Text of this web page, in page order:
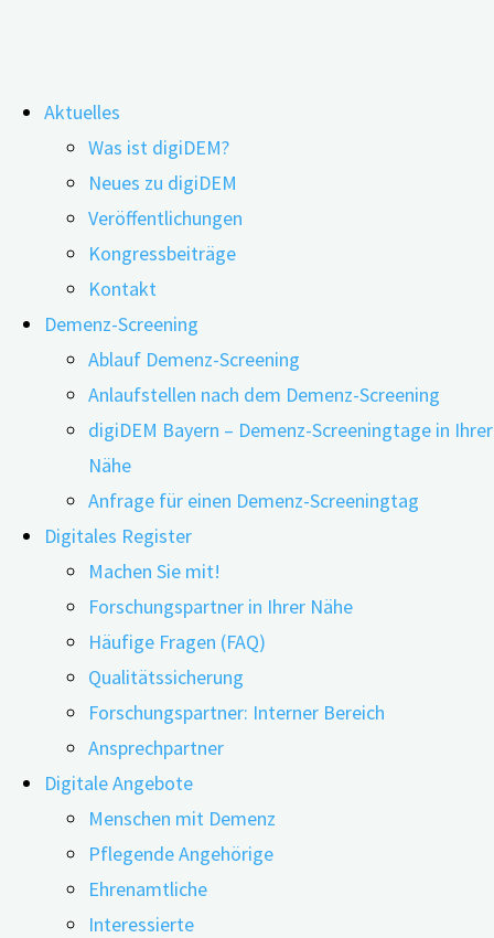
Inhalt
springen
Aktuelles
Was ist digiDEM?
Neues zu digiDEM
Veröffentlichungen
Kongressbeiträge
Kontakt
Demenz-Screening
Ablauf Demenz-Screening
Anlaufstellen nach dem Demenz-Screening
digiDEM Bayern – Demenz-Screeningtage in Ihrer
Nähe
Anfrage für einen Demenz-Screeningtag
Digitales Register
Machen Sie mit!
Forschungspartner in Ihrer Nähe
Häufige Fragen (FAQ)
Qualitätssicherung
Forschungspartner: Interner Bereich
Ansprechpartner
Digitale Angebote
Menschen mit Demenz
Pflegende Angehörige
Ehrenamtliche
Interessierte
Hohe Datensicherheit durch
Verschlüsselung
03.09.201924.06.2026
Im Zentrum des Versorgungsprojekts „digiDEM
Bayern“ stehen digitale Angebote. Wie Betroffene
und Angehörige diese nutzen können und wie ihre
Daten gesichert werden, erläutert Professor Hans-
Ulrich Prokosch, Leiter des Lehrstuhls für